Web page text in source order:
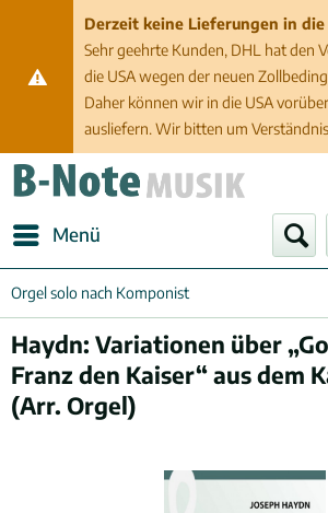
Derzeit keine Lieferungen in die
Sehr geehrte Kunden, DHL hat den
die USA wegen der neuen
Daher können wir in die USA
ausliefern. Wir bitten um
Menü
Orgel solo nach Komponist
Haydn: Variationen über
Franz den Kaiser“ aus dem
(Arr. Orgel)